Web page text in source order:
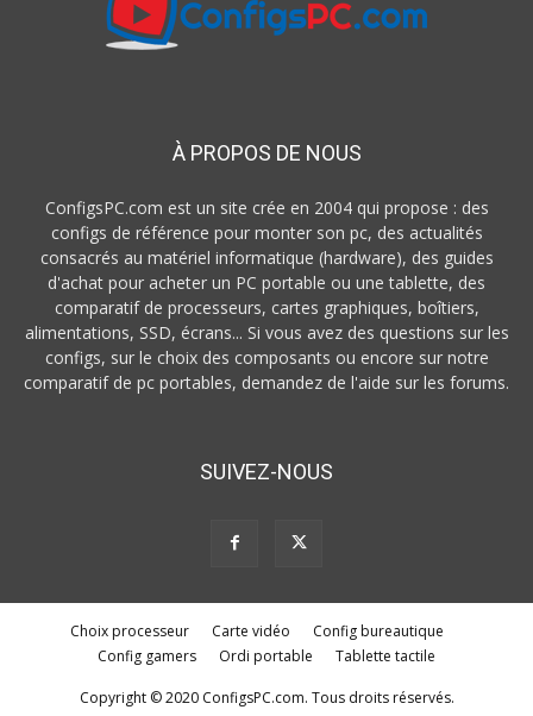
À PROPOS DE NOUS
ConfigsPC.com est un site crée en 2004 qui propose : des
configs de référence pour monter son pc, des actualités
consacrés au matériel informatique (hardware), des guides
d'achat pour acheter un PC portable ou une tablette, des
comparatif de processeurs, cartes graphiques, boîtiers,
alimentations, SSD, écrans... Si vous avez des questions sur les
configs, sur le choix des composants ou encore sur notre
comparatif de pc portables, demandez de l'aide sur les forums.
SUIVEZ-NOUS
Choix processeur Carte vidéo
Config bureautique
Config gamers
Ordi portable Tablette tactile
Copyright © 2020 ConfigsPC.com. Tous droits réservés.